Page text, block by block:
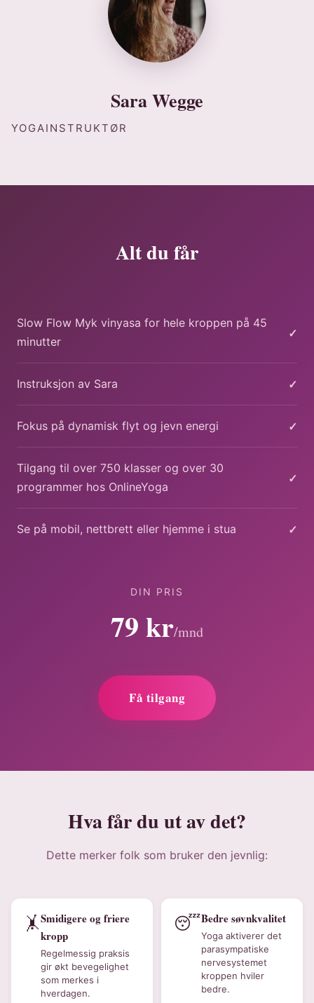
Sara Wegge
YOGAINSTRUKTØR
Alt du får
Slow Flow Myk vinyasa for hele kroppen på 45
minutter
✓
Instruksjon av Sara ✓
Fokus på dynamisk flyt og jevn energi ✓
Tilgang til over 750 klasser og over 30
programmer hos OnlineYoga
✓
Se på mobil, nettbrett eller hjemme i stua ✓
DIN PRIS
79 kr/mnd
Få tilgang
Hva får du ut av det?
Dette merker folk som bruker den jevnlig:
🤸Smidigere og friere
kropp
Regelmessig praksis
gir økt bevegelighet
som merkes i
hverdagen.
😴Bedre søvnkvalitet
Yoga aktiverer det
parasympatiske
nervesystemet
kroppen hviler
bedre.